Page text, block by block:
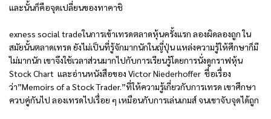
และนั้นก็คือจุดเปลี่ยนของทาคาชิ
exness social tradeในการเข้าเทรดตลาดหุ้นครั้งแรก ลองผิดลองถูก ใน
สมัยนั้นตลาดเทรด ยังไม่เป็นที่รู้จักมากนักในญี่ปุ่น แหล่งความรู้ให้ศึกษาก็มี
ไม่มากนัก เขาจึงใช้เวลาส่วนมากไปกับการเรียนรู้โดยการนั่งดูกราฟหุ้น
Stock Chart และอ่านหนังสือของ Victor Niederhoffer ชื่อเรื่อง
ว่า”Memoirs of a Stock Trader.”ที่ให้ความรู้เกี่ยวกับการเทรด เขาศึกษา
ควบคู่กันไป ลองเทรดไปเรื่อย ๆ เหมือนกับการเล่นเกมส์ จนเขาจับจุดได้ถูก